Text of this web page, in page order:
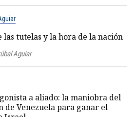
las tutelas y la hora de la nación
Aguiar
a aliado: la maniobra del
de Venezuela para ganar el